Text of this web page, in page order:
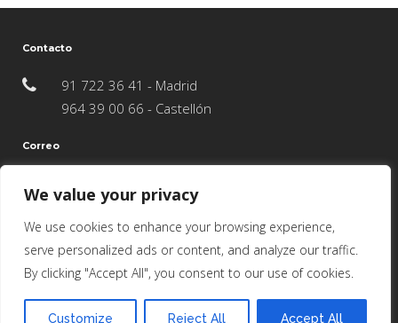
We value your privacy
We use cookies to enhance your browsing experience,
serve personalized ads or content, and analyze our traffic.
By clicking "Accept All", you consent to our use of cookies.
Customize Reject All Accept All
Contacto
91 722 36 41 - Madrid
964 39 00 66 - Castellón
Correo
Nuestras Redes